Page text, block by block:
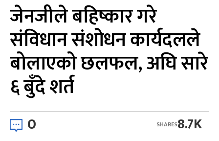
जेनजीले बहिष्कार गरे
संविधान संशोधन कार्यदलले
बोलाएको छलफल, अघि सारे
६ बुँदे शर्त
0 8.7K
SHARES